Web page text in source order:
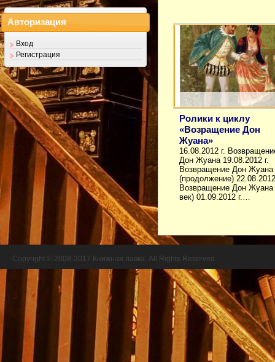
Ролики к циклу
«Возращение Дон
Жуана»
16.08.2012 г.
Дон Жуана 19.08.2012 г.
Возвращение Дон Жуана
(продолжение)
Возвращение Дон
век) 01.09.2012 г.…
Авторизация
Вход
Регистрация
Copyright © 2008-2017 Книжная лавка. All Rights Reserved.